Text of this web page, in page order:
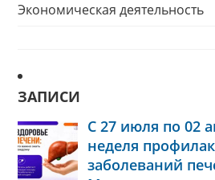
Экономическая деятельность
ЗАПИСИ
С 27 июля по 02
неделя
заболеваний